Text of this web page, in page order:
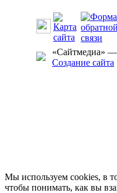
«Сайтмедиа» —
Создание сайта
Мы используем cookies, в
чтобы понимать, как вы